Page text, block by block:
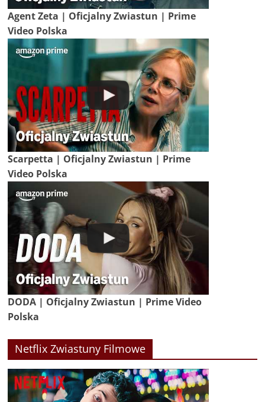
Agent Zeta | Oficjalny Zwiastun | Prime
Video Polska
Scarpetta | Oficjalny Zwiastun | Prime
Video Polska
DODA | Oficjalny Zwiastun | Prime Video
Polska
Netflix Zwiastuny Filmowe